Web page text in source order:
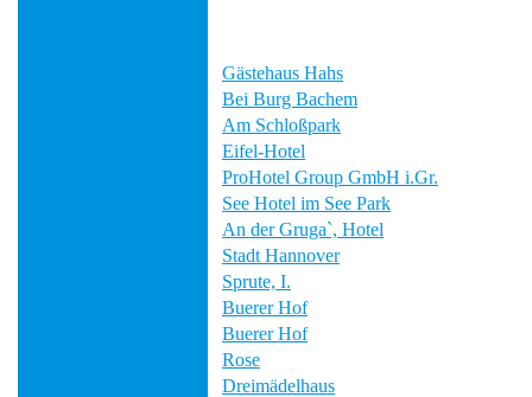
Gästehaus Hahs
Bei Burg Bachem
Am Schloßpark
Eifel-Hotel
ProHotel Group GmbH i.Gr.
See Hotel im See Park
An der Gruga`, Hotel
Stadt Hannover
Sprute, I.
Buerer Hof
Buerer Hof
Rose
Dreimädelhaus